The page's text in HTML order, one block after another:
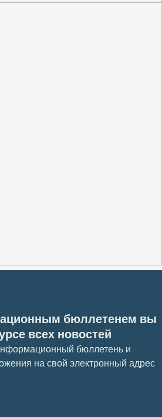
бюллетенем вы
всех новостей
бюллетень и
на свой электронный адрес